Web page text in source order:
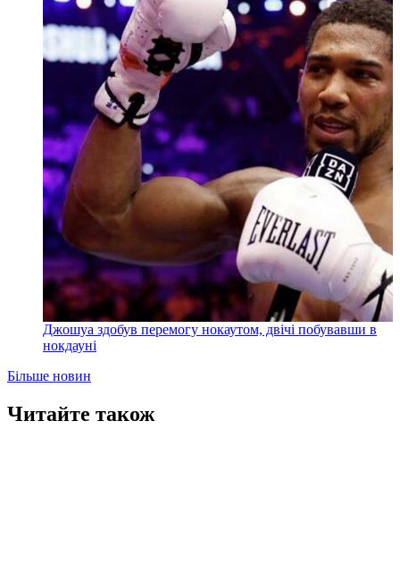
Джошуа здобув перемогу нокаутом, двічі побувавши в
нокдауні
Більше новин
Читайте також